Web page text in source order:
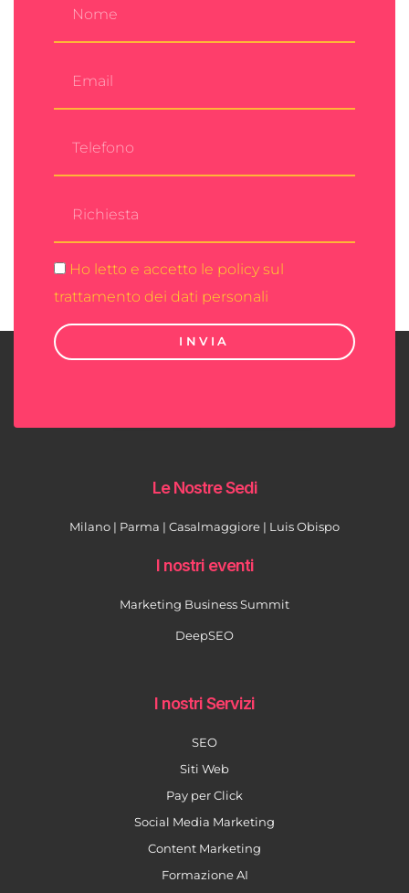
Ho letto e accetto le policy sul
trattamento dei dati personali
INVIA
Le Nostre Sedi
Milano | Parma | Casalmaggiore | Luis Obispo
I nostri eventi
Marketing Business Summit
DeepSEO
I nostri Servizi
SEO
Siti Web
Pay per Click
Social Media Marketing
Content Marketing
Formazione AI